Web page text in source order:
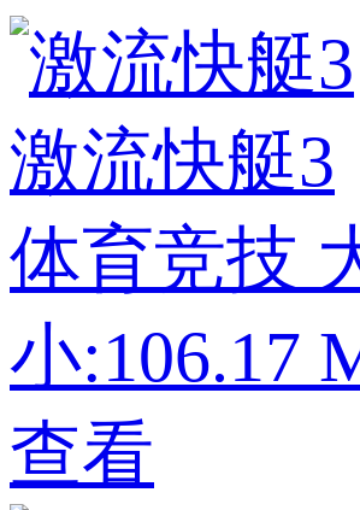
激流快艇3
体育竞技
小:106.17
查看